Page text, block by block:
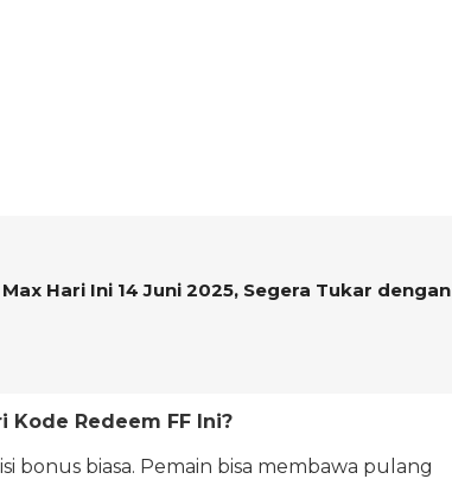
Hari Ini 14 Juni 2025, Segera Tukar dengan
Kode Redeem FF Ini?
bonus biasa. Pemain bisa membawa pulang